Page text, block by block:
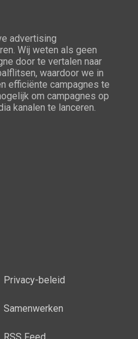
advertising
Wij weten als geen
door te vertalen naar
waardoor we in
efficiënte campagnes te
om campagnes op
kanalen te lanceren.
Privacy-beleid
Samenwerken